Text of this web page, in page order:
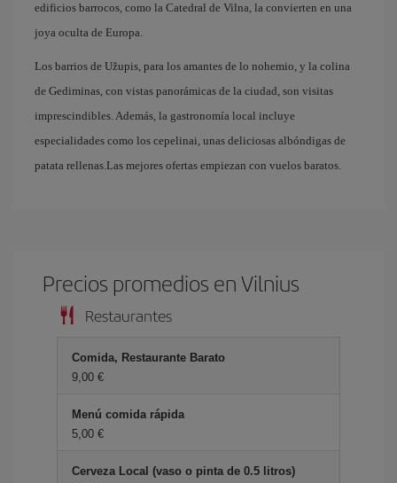
edificios barrocos, como la Catedral de Vilna, la convierten en una
joya oculta de Europa.
Los barrios de Užupis, para los amantes de lo nohemio, y la colina
de Gediminas, con vistas panorámicas de la ciudad, son visitas
imprescindibles. Además, la gastronomía local incluye
especialidades como los cepelinai, unas deliciosas albóndigas de
patata rellenas.Las mejores ofertas empiezan con vuelos baratos.
Precios promedios en Vilnius
Restaurantes
Comida, Restaurante Barato
9,00 €
Menú comida rápida
5,00 €
Cerveza Local (vaso o pinta de 0.5 litros)